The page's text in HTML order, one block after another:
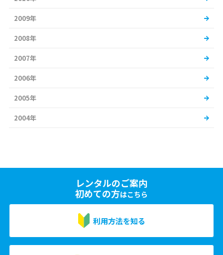
2009年
2008年
2007年
2006年
2005年
2004年
レンタルのご案内
初めての方はこちら
利用方法を知る